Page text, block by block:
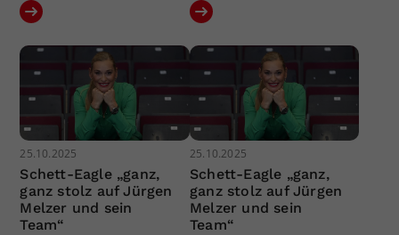
25.10.2025
Schett-Eagle „ganz,
ganz stolz auf Jürgen
Melzer und sein
Team“
25.10.2025
Schett-Eagle „ganz,
ganz stolz auf Jürgen
Melzer und sein
Team“